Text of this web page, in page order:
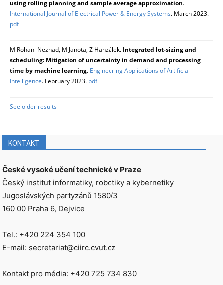
using rolling planning and sample average approximation.
International Journal of Electrical Power & Energy Systems. March 2023.
pdf
M Rohani Nezhad, M Janota, Z Hanzálek. Integrated lot-sizing and
scheduling: Mitigation of uncertainty in demand and processing
time by machine learning. Engineering Applications of Artificial
Intelligence. February 2023. pdf
See older results
KONTAKT
České vysoké učení technické v Praze
Český institut informatiky, robotiky a kybernetiky
Jugoslávských partyzánů 1580/3
160 00 Praha 6, Dejvice
Tel.: +420 224 354 100
E-mail: secretariat@ciirc.cvut.cz
Kontakt pro média: +420 725 734 830